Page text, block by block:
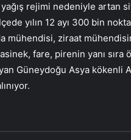
rejimi nedeniyle artan
yılın 12 ayı 300 bin
mühendisi, ziraat
fare, pirenin yanı sıra
Güneydoğu Asya kökenli